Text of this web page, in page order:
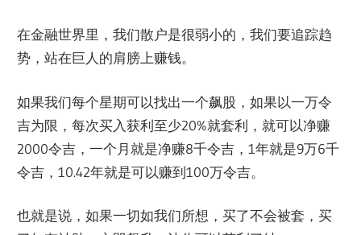
在金融世界里，我们散户是很弱小的，我们要追踪趋
势，站在巨人的肩膀上赚钱。
如果我们每个星期可以找出一个飙股，如果以一万令
吉为限，每次买入获利至少20%就套利，就可以净赚
2000令吉，一个月就是净赚8千令吉，1年就是9万6千
令吉，10.42年就是可以赚到100万令吉。
也就是说，如果一切如我们所想，买了不会被套，买